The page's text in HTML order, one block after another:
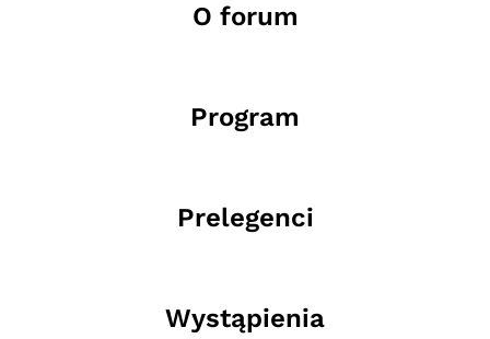
O forum
Program
Prelegenci
Wystąpienia